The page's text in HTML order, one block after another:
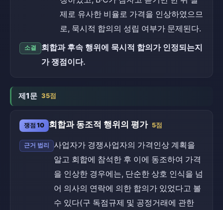
제로 유사한 비율로 가격을 인상하였으므
로, 묵시적 합의의 성립 여부가 문제된다.
소결
회합과 후속 행위에 묵시적 합의가 인정되는지
가 쟁점이다.
제1문 35점
쟁점 10 회합과 동조적 행위의 평가 5점
근거 법리
사업자가 경쟁사업자의 가격인상 계획을
알고 회합에 참석한 후 이에 동조하여 가격
을 인상한 경우에는, 단순한 상호 인식을 넘
어 의사의 연락에 의한 합의가 있었다고 볼
수 있다(구 독점규제 및 공정거래에 관한